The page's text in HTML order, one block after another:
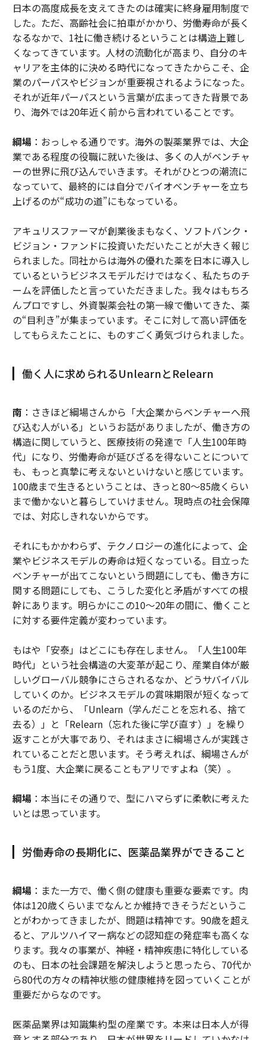
日本の高度成長を支えてきたのは確実に終身雇用制度で
した。ただ、高齢社会に拍車がかかり、労働寿命が長く
なるなかで、1社に働き続けるということは構造上難し
くなってきています。人材の流動化が高まり、自分のキ
ャリアを主体的に決める時代になってきたからこそ、企
業のパーパスやビジョンが重要視されるようになった。
それが近年パーパスという言葉が広まってきた背景であ
り、海外では20年近く前から言われていることです。
綱場：おっしゃる通りです。海外の製薬業界では、大企
業である程度の役職に就いた後は、多くの人がベンチャ
ーの世界に飛び込んでいきます。それがひとつの潮流に
なっていて、最終的には自分でバイオベンチャーを立ち
上げるのが“成功の道”にもなっている。
アキュリスファーマが創業後まもなく、ソフトバンク・
ビジョン・ファンドに投資いただいたことが大きく報じ
られました。同社からは海外の優れた薬を日本に導入し
ているというビジネスモデルだけではなく、私たちのチ
ームを評価したと言っていただきました。我々はもちろ
んプロですし、外資製薬会社の第一線で働いてきた、薬
の“目利き”が集まっています。そこに対して高い評価を
してもらえたことに、ものすごく勇気づけられました。
働く人に求められるUnlearnとRelearn
南 ：さきほど綱場さんから「大企業からベンチャーへ飛
び込む人がいる」というお話がありましたが、働き方の
構造に関していうと、医療技術の発達で「人生100年時
代」になり、労働寿命が延びざるを得ないことについて
も、もっと真摯に考えないといけないと感じています。
100歳まで生きるということは、きっと80～85歳くらい
まで働かないと暮らしていけません。現時点の社会保障
では、対応しきれないからです。
それにもかかわらず、テクノロジーの進化によって、企
業やビジネスモデルの寿命は短くなっている。目立った
ベンチャーが出てこないという問題にしても、働き方に
関する問題にしても、こうした変化と矛盾がすべての根
幹にあります。明らかにこの10〜20年の間に、働くこと
に対する要件定義が変わっています。
もはや「安泰」はどこにも存在しません。「人生100年
時代」という社会構造の大変革が起こり、産業自体が厳
しいグローバル競争にさらされるなか、どうサバイバル
していくのか。ビジネスモデルの賞味期限が短くなって
いるのだから、「Unlearn（学んだことを忘れる、捨て
去る）」と「Relearn（忘れた後に学び直す）」を繰り
返すことが大事であり、それはまさに綱場さんが実践さ
れていることだと思います。そう考えれば、綱場さんが
もう1度、大企業に戻ることもアリですよね（笑）。
綱場：本当にその通りで、型にハマらずに柔軟に考えた
いとは思っています。
労働寿命の長期化に、医薬品業界ができること
綱場：また一方で、働く側の健康も重要な要素です。肉
体は120歳くらいまでなんとか維持できそうだというこ
とがわかってきましたが、問題は精神です。90歳を超え
ると、アルツハイマー病などの認知症の発症率も高くな
ります。我々の事業が、神経・精神疾患に特化している
のも、日本の社会課題を解決しようと思ったら、70代か
ら80代の方々の精神状態の健康維持を図っていくことが
重要だからなのです。
医薬品業界は知識集約型の産業です。本来は日本人が得